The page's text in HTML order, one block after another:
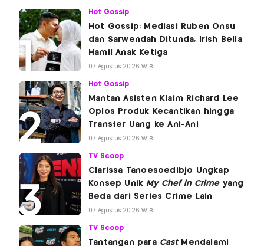
Hot Gossip
Hot Gossip: Mediasi Ruben Onsu
dan Sarwendah Ditunda, Irish Bella
Hamil Anak Ketiga
07 Agustus 2026 WIB
Hot Gossip
Mantan Asisten Klaim Richard Lee
Oplos Produk Kecantikan hingga
Transfer Uang ke Ani-Ani
07 Agustus 2026 WIB
TV Scoop
Clarissa Tanoesoedibjo Ungkap
Konsep Unik My Chef in Crimeyang
Beda dari Series Crime Lain
07 Agustus 2026 WIB
TV Scoop
Tantangan para CastMendalami